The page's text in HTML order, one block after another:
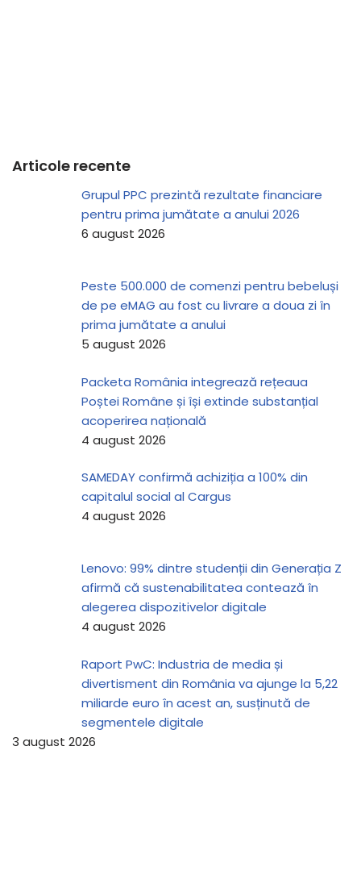
Articole recente
Grupul PPC prezintă rezultate financiare
pentru prima jumătate a anului 2026
6 august 2026
Peste 500.000 de comenzi pentru bebeluși
de pe eMAG au fost cu livrare a doua zi în
prima jumătate a anului
5 august 2026
Packeta România integrează rețeaua
Poștei Române și își extinde substanțial
acoperirea națională
4 august 2026
SAMEDAY confirmă achiziția a 100% din
capitalul social al Cargus
4 august 2026
Lenovo: 99% dintre studenții din Generația Z
afirmă că sustenabilitatea contează în
alegerea dispozitivelor digitale
4 august 2026
Raport PwC: Industria de media și
divertisment din România va ajunge la 5,22
miliarde euro în acest an, susținută de
segmentele digitale
3 august 2026